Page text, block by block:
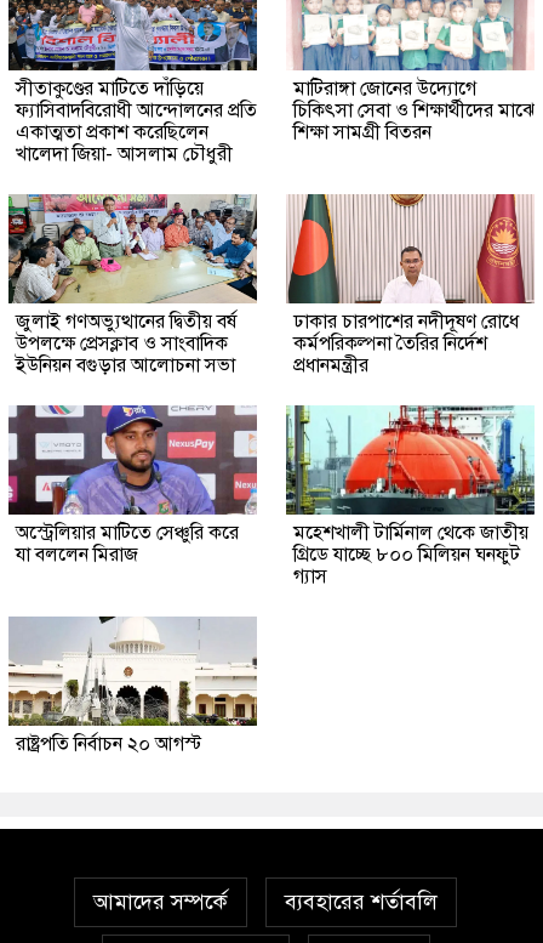
সীতাকুণ্ডের মাটিতে দাঁড়িয়ে
ফ্যাসিবাদবিরোধী আন্দোলনের প্রতি
একাত্মতা প্রকাশ করেছিলেন
খালেদা জিয়া- আসলাম চৌধুরী
মাটিরাঙ্গা জোনের উদ্যোগে
চিকিৎসা সেবা ও শিক্ষার্থীদের মাঝে
শিক্ষা সামগ্রী বিতরন
জুলাই গণঅভ্যুত্থানের দ্বিতীয় বর্ষ
উপলক্ষে প্রেসক্লাব ও সাংবাদিক
ইউনিয়ন বগুড়ার আলোচনা সভা
ঢাকার চারপাশের নদীদূষণ রোধে
কর্মপরিকল্পনা তৈরির নির্দেশ
প্রধানমন্ত্রীর
অস্ট্রেলিয়ার মাটিতে সেঞ্চুরি করে
যা বললেন মিরাজ
মহেশখালী টার্মিনাল থেকে জাতীয়
গ্রিডে যাচ্ছে ৮০০ মিলিয়ন ঘনফুট
গ্যাস
রাষ্ট্রপতি নির্বাচন ২০ আগস্ট
আমাদের সম্পর্কে ব্যবহারের শর্তাবলি